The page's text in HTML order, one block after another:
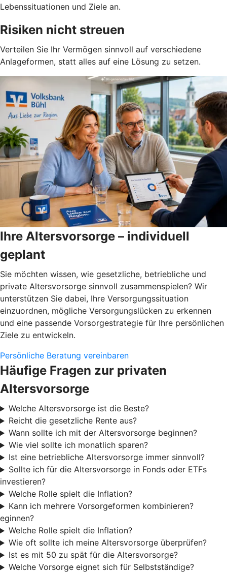
Lebenssituationen und Ziele an.
Risiken nicht streuen
Verteilen Sie Ihr Vermögen sinnvoll auf verschiedene
Anlageformen, statt alles auf eine Lösung zu setzen.
Ihre Altersvorsorge – individuell
geplant
Sie möchten wissen, wie gesetzliche, betriebliche und
private Altersvorsorge sinnvoll zusammenspielen? Wir
unterstützen Sie dabei, Ihre Versorgungssituation
einzuordnen, mögliche Versorgungslücken zu erkennen
und eine passende Vorsorgestrategie für Ihre persönlichen
Ziele zu entwickeln.
Persönliche Beratung vereinbaren
Häufige Fragen zur privaten
Altersvorsorge
Welche Altersvorsorge ist die Beste?
Reicht die gesetzliche Rente aus?
Wann sollte ich mit der Altersvorsorge beginnen?
Wie viel sollte ich monatlich sparen?
Ist eine betriebliche Altersvorsorge immer sinnvoll?
Sollte ich für die Altersvorsorge in Fonds oder ETFs
investieren?
Welche Rolle spielt die Inflation?
Kann ich mehrere Vorsorgeformen kombinieren?
eginnen?
Welche Rolle spielt die Inflation?
Wie oft sollte ich meine Altersvorsorge überprüfen?
Ist es mit 50 zu spät für die Altersvorsorge?
Welche Vorsorge eignet sich für Selbstständige?